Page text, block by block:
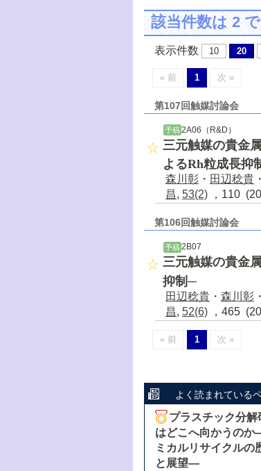
該当件数は 2
表示件数 10 20
« 前 1 次 »
第107回触媒討論会
予稿 2A06（R&D）
三元触媒の貴金
よるRh粒成長抑
森川彰 ・ 田辺稔貴 ・
昌, 53(2) ，110
第106回触媒討論会
予稿 2B07
三元触媒の貴金
抑制─
田辺稔貴 ・ 森川彰 ・
昌, 52(6) ，465
« 前 1 次 »
よく読まれている
プラスチック分解
はどこへ向かうの
ミカルリサイクルの
と展望―